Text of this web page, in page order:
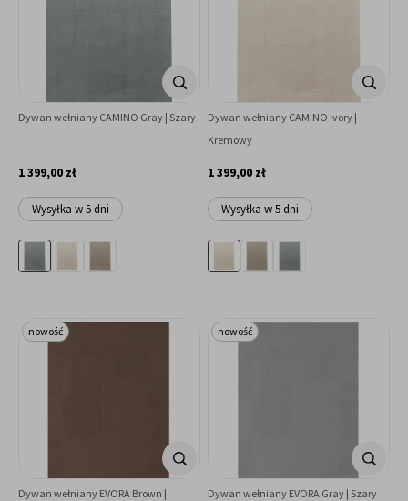
Dywan wełniany CAMINO Gray | Szary
1 399,00 zł
Wysyłka w 5 dni
Dywan wełniany CAMINO Ivory |
Kremowy
1 399,00 zł
Wysyłka w 5 dni
Dywan wełniany EVORA Brown |
nowość
Dywan wełniany EVORA Gray | Szary
nowość